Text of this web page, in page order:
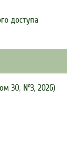
доступа
30, №3, 2026)